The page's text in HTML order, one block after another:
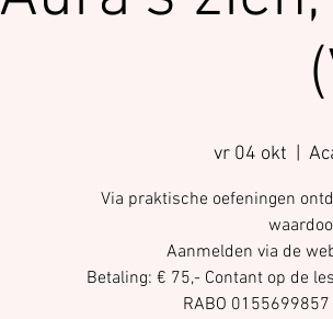
vr 04 okt
Via praktische oefeningen
Aanmelden via de
Betaling: € 75,- Contant op de